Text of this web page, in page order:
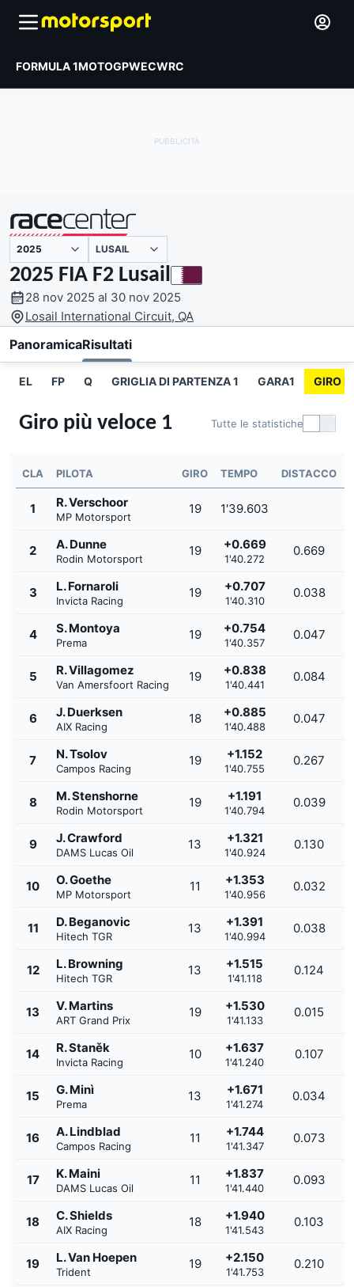
FORMULA 1MOTOGPWECWRC
presentato da LUSAIL
2025 FIA F2 Lusail
28 nov 2025 al 30 nov 2025
Losail International Circuit, QA
PanoramicaRisultati
EL FP Q GRIGLIA DI PARTENZA 1 GARA1 GIRO
Giro più veloce 1 Tutte le statistiche
CLA PILOTA GIRO TEMPO DISTACCO
1 R. Verschoor
MP Motorsport
19 1'39.603
2 A. Dunne
Rodin Motorsport
19 +0.669
1'40.272
0.669
3 L. Fornaroli
Invicta Racing
19 +0.707
1'40.310
0.038
4 S. Montoya
Prema
19 +0.754
1'40.357
0.047
5 R. Villagomez
Van Amersfoort Racing
19 +0.838
1'40.441
0.084
6 J. Duerksen
AIX Racing
18 +0.885
1'40.488
0.047
7 N. Tsolov
Campos Racing
19 +1.152
1'40.755
0.267
8 M. Stenshorne
Rodin Motorsport
19 +1.191
1'40.794
0.039
9 J. Crawford
DAMS Lucas Oil
13 +1.321
1'40.924
0.130
10 O. Goethe
MP Motorsport
11 +1.353
1'40.956
0.032
11 D. Beganovic
Hitech TGR
13 +1.391
1'40.994
0.038
12 L. Browning
Hitech TGR
13 +1.515
1'41.118
0.124
13 V. Martins
ART Grand Prix
19 +1.530
1'41.133
0.015
14 R. Staněk
Invicta Racing
10 +1.637
1'41.240
0.107
15 G. Minì
Prema
13 +1.671
1'41.274
0.034
16 A. Lindblad
Campos Racing
11 +1.744
1'41.347
0.073
17 K. Maini
DAMS Lucas Oil
11 +1.837
1'41.440
0.093
18 C. Shields
AIX Racing
18 +1.940
1'41.543
0.103
19 L. Van Hoepen
Trident
19 +2.150
1'41.753
0.210